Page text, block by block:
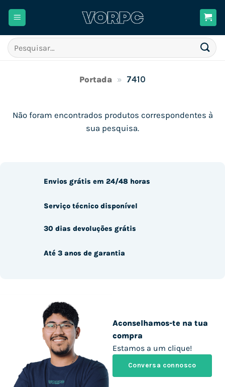
Pesquisar
por:
Portada » 7410
Não foram encontrados produtos correspondentes à
sua pesquisa.
Aconselhamos-te na tua
compra
Estamos a um clique!
Conversa connosco
Envios grátis em 24/48 horas
Serviço técnico disponível
30 dias devoluções grátis
Até 3 anos de garantia